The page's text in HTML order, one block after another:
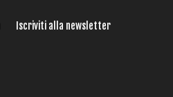
Iscriviti alla newsletter